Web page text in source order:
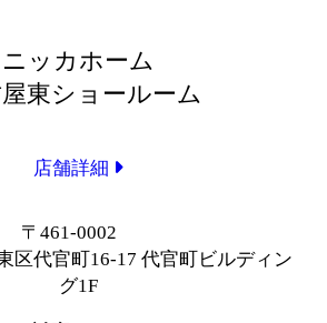
ニッカホーム
東ショールーム
店舗詳細
〒461-0002
区代官町16-17 代官町ビルディン
グ1F